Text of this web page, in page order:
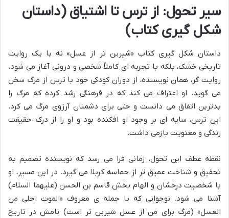
سیر تحول: از ترس تا اشتیاق (داستان
شکل گیری کتاب)
داستان شکل گیری کتاب «شیرین تر از عسل» نه با یک روایت
تاریخی خشک، بلکه با تجربه ای کاملاً شخصی و درونی آغاز می شود.
روایت گر، همان نویسنده، از دوران کودکی خود با ترس از مرگ سخن
می گوید. او اعتراف می کند که در فرهنگی رشد کرده که مرگ را
بدترین اتفاق می دانست و حتی برای دشمنان آرزوی مرگ می کرد.
این ترس، سایه ای بر وجود او افکنده بود و او را از درک حقیقت
زندگی و معنویت بازمی داشت.
نقطه عطف این تحول، زمانی فرا می رسد که نویسنده تصمیم به
تحقیق و شناخت عمیق تر از حماسه کربلا می گیرد. در این مسیر، او
با شخصیت درخشان و الهام بخش قاسم بن الحسن (علیهما السلام)
آشنا می شود. نوجوانی که با جمله ی معروف «الموت احلی من
العسل» (مرگ برای من از عسل شیرین تر است) نامش در تاریخ